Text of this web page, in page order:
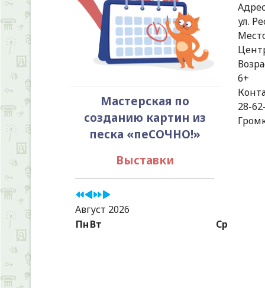
Мастерская по
созданию картин из
песка «пеСОЧНО!»
Выставки
Август 2026
ПнВт Ср
ул.
6+
28-